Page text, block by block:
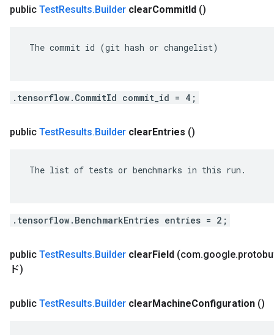
public TestResults.Builder clearCommitId ()
The commit id (git hash or changelist)
.tensorflow.CommitId commit_id = 4;
public TestResults.Builder clearEntries ()
The list of tests or benchmarks in this run.
.tensorflow.BenchmarkEntries entries = 2;
public TestResults.Builder clearField (com.google.
ド)
public TestResults.Builder clearMachineConfiguration ()